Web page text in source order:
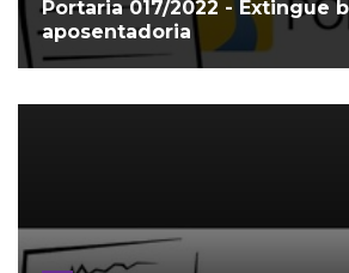
Portaria 017/2022 - Extingue
aposentadoria